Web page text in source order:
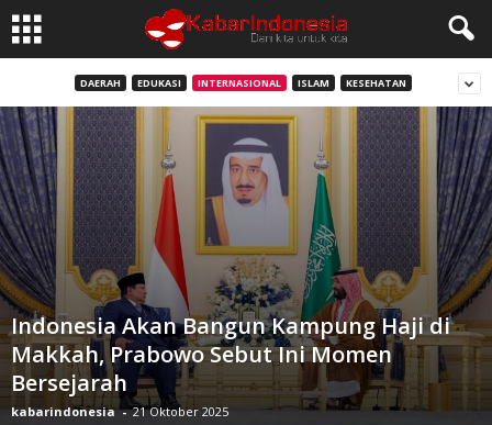
DAERAH EDUKASI INTERNASIONAL ISLAM KESEHATAN
Indonesia Akan Bangun Kampung Haji di
Makkah, Prabowo Sebut Ini Momen
Bersejarah
kabarindonesia - 21 Oktober 2025